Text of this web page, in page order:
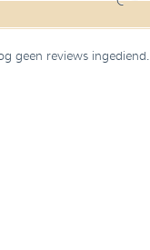
geen reviews ingediend.